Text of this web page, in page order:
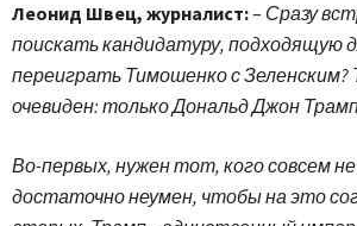
Леонид Швец, журналист:– Сразу
поискать кандидатуру, подходящую
переиграть Тимошенко с
очевиден: только Дональд Джон
Во-первых, нужен тот, кого совсем
достаточно неумен, чтобы на это